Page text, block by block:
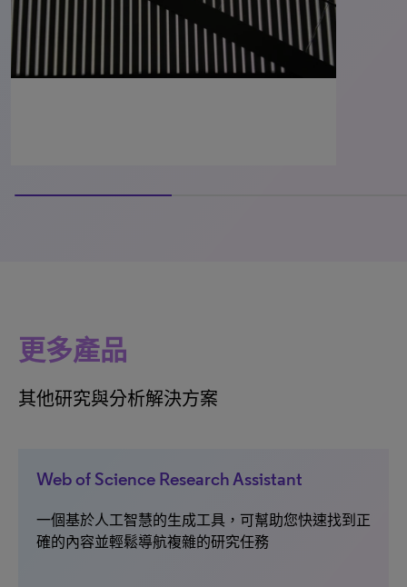
更多產品
其他研究與分析解決方案
Web of Science Research Assistant
一個基於人工智慧的生成工具，可幫助您快速找到正
確的內容並輕鬆導航複雜的研究任務